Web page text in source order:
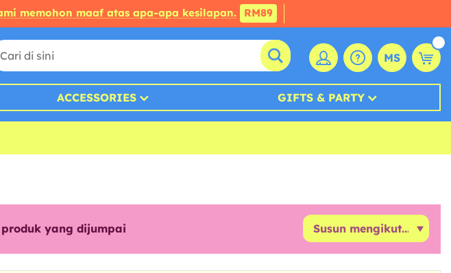
memohon maaf atas apa-apa kesilapan. RM89
MS
ACCESSORIES GIFTS & PARTY
produk yang dijumpai